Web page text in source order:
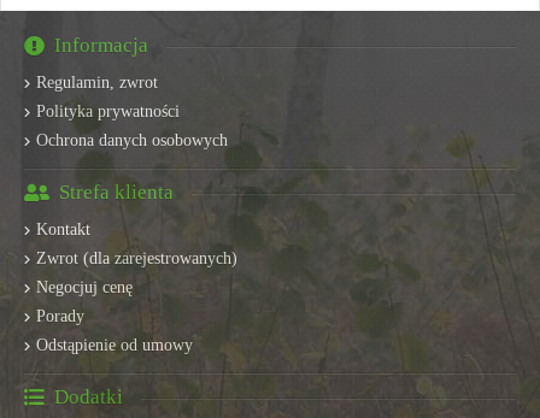
Informacja
Regulamin, zwrot
Polityka prywatności
Ochrona danych osobowych
Strefa klienta
Kontakt
Zwrot (dla zarejestrowanych)
Negocjuj cenę
Porady
Odstąpienie od umowy
Dodatki